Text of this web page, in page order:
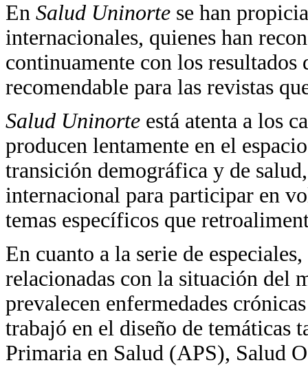
En Salud Uninorte se han
internacionales, quienes han
continuamente con los resultados
recomendable para las revistas
Salud Uninorte está atenta a los
producen lentamente en el
transición demográfica y de
internacional para participar en
temas específicos que
En cuanto a la serie de
relacionadas con la situación del
prevalecen enfermedades
trabajó en el diseño de temáticas
Primaria en Salud (APS), Salud